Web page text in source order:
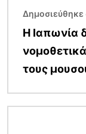
Δημοσιεύθηκε
Η Ιαπωνία
τους